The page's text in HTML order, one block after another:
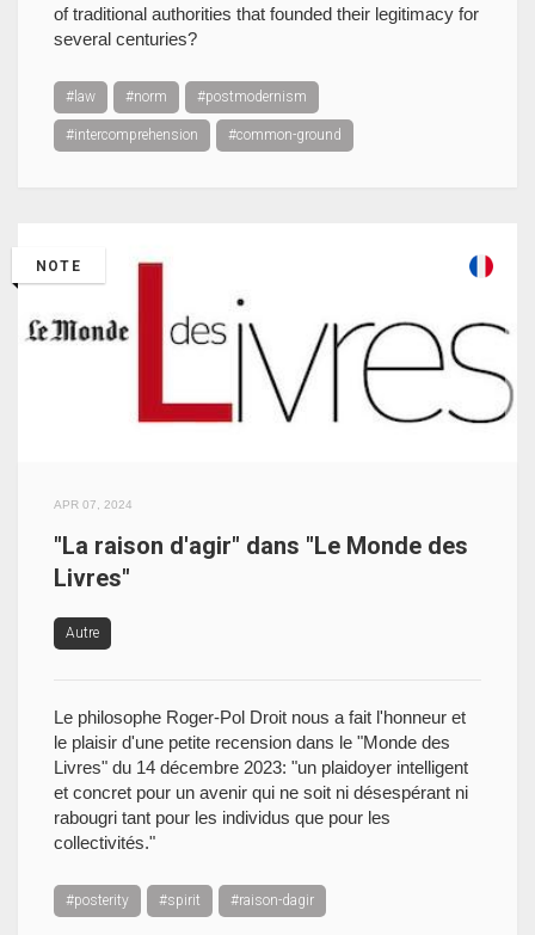
of traditional authorities that founded their legitimacy for
several centuries?
#law #norm #postmodernism
#intercomprehension #common-ground
NOTE
APR 07, 2024
"La raison d'agir" dans "Le Monde des
Livres"
Autre
Le philosophe Roger-Pol Droit nous a fait l'honneur et
le plaisir d'une petite recension dans le "Monde des
Livres" du 14 décembre 2023: "un plaidoyer intelligent
et concret pour un avenir qui ne soit ni désespérant ni
rabougri tant pour les individus que pour les
collectivités."
#posterity #spirit #raison-dagir